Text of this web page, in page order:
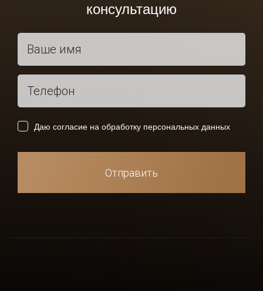
консультацию
Даю согласие на обработку персональных данных
Отправить
Получить
Даю согласие на обработку персональных данных
Спасибо!
будет рассмотрена.